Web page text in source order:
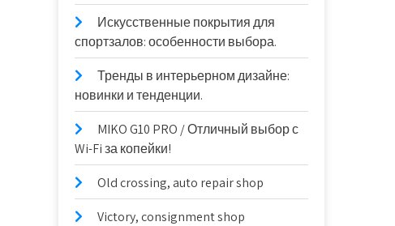
Искусственные покрытия для
спортзалов: особенности выбора.
Тренды в интерьерном дизайне:
новинки и тенденции.
MIKO G10 PRO / Отличный выбор с
Wi-Fi за копейки!
Old crossing, auto repair shop
Victory, consignment shop